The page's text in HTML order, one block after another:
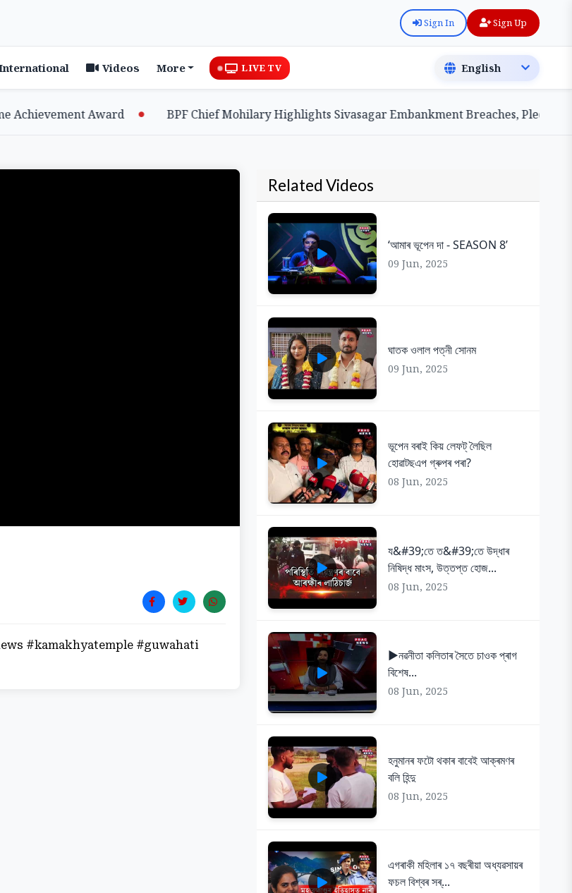
Sign In Sign Up
Videos More LIVE TV
Award BPF Chief Mohilary Highlights Sivasagar Embankment Breaches, Pledges
#kamakhyatemple #guwahati
Related Videos
‘আমাৰ ভূপেন দা - SEASON 8’
09 Jun, 2025
ঘাতক ওলাল পত্নী সোনম
09 Jun, 2025
ভূপেন বৰাই কিয় লেফট্ লৈছিল
হোৱাটছএপ গ্ৰুপৰ পৰা?
08 Jun, 2025
য&#39;তে ত&#39;তে উদ্ধাৰ
নিষিদ্ধ মাংস, উত্তপ্ত হোজ...
08 Jun, 2025
▶️নৱনীতা কলিতাৰ সৈতে চাওক প্ৰাগ
বিশেষ...
08 Jun, 2025
হনুমানৰ ফটো থকাৰ বাবেই আক্ৰমণৰ
বলি হিন্দু
08 Jun, 2025
এগৰাকী মহিলাৰ ১৭ বছৰীয়া অধ্যৱসায়ৰ
ফচল বিশ্বৰ সৰ্...